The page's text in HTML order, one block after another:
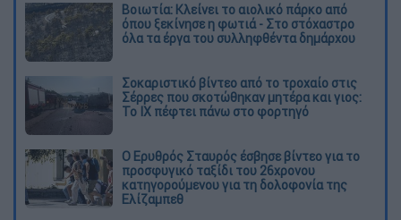
Βοιωτία: Κλείνει το αιολικό πάρκο από
όπου ξεκίνησε η φωτιά - Στο στόχαστρο
όλα τα έργα του συλληφθέντα δημάρχου
Σοκαριστικό βίντεο από το τροχαίο στις
Σέρρες που σκοτώθηκαν μητέρα και γιος:
Το ΙΧ πέφτει πάνω στο φορτηγό
Ο Ερυθρός Σταυρός έσβησε βίντεο για το
προσφυγικό ταξίδι του 26χρονου
κατηγορούμενου για τη δολοφονία της
Ελίζαμπεθ